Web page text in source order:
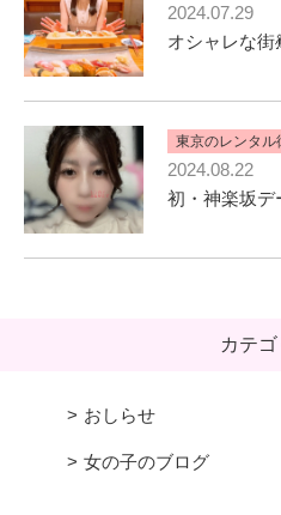
2024.07.29
オシャレな街
東京のレンタル
2024.08.22
初・神楽坂デ
カテ
おしらせ
女の子のブログ